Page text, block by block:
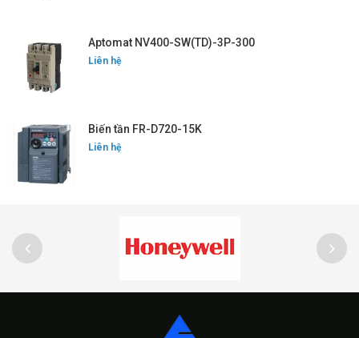
Aptomat NV400-SW(TD)-3P-300
Liên hệ
Biến tần FR-D720-15K
Liên hệ